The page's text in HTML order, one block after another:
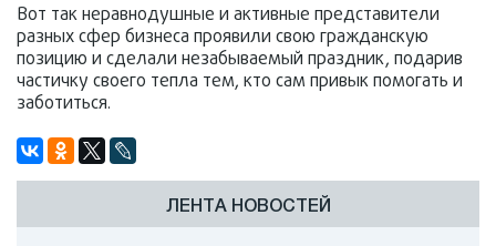
Вот так неравнодушные и активные представители
разных сфер бизнеса проявили свою гражданскую
позицию и сделали незабываемый праздник, подарив
частичку своего тепла тем, кто сам привык помогать и
заботиться.
ЛЕНТА НОВОСТЕЙ